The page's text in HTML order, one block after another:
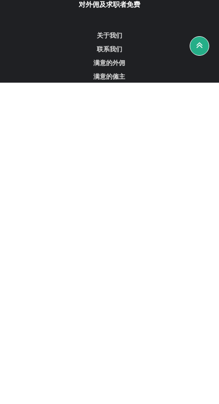
对外佣及求职者免费
关于我们
联系我们
满意的外佣
满意的僱主